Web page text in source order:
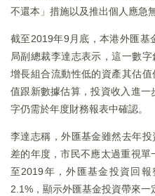
不還本」措施以及推出個人應急
截至2019年9月底，本港外匯基
局副總裁李達志表示，這一數
增長組合流動性低的資產其估
值跟新數據估算，投資收入進
字仍需於年度財務報表中確認。
李達志稱，外匯基金雖然去年
差的年度，市民不應太過重視
至2019年，外匯基金投資回
2.1%，顯示外匯基金投資帶來一